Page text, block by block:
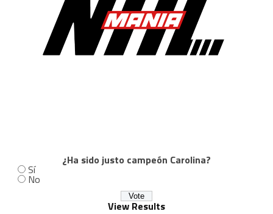
¿Ha sido justo campeón Carolina?
Sí
No
View Results